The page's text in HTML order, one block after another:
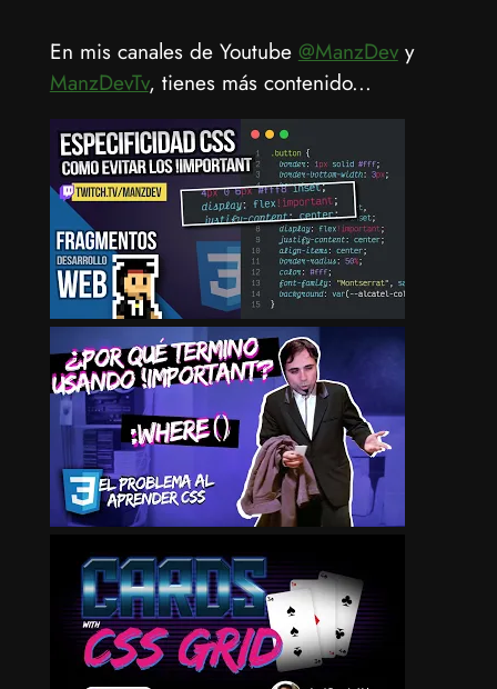
En mis canales de Youtube @ManzDevy
ManzDevTv, tienes más contenido...